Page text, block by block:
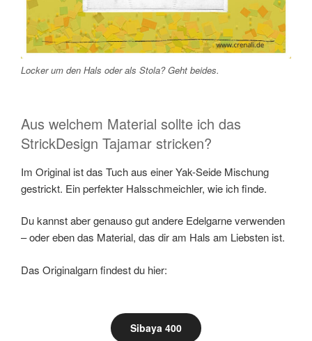
Locker um den Hals oder als Stola? Geht beides.
Aus welchem Material sollte ich das
StrickDesign Tajamar stricken?
Im Original ist das Tuch aus einer Yak-Seide Mischung
gestrickt. Ein perfekter Halsschmeichler, wie ich finde.
Du kannst aber genauso gut andere Edelgarne verwenden
– oder eben das Material, das dir am Hals am Liebsten ist.
Das Originalgarn findest du hier:
Sibaya 400